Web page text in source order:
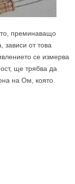
преминаващо
зависи от това
се измерва
ще трябва да
на Ом, която